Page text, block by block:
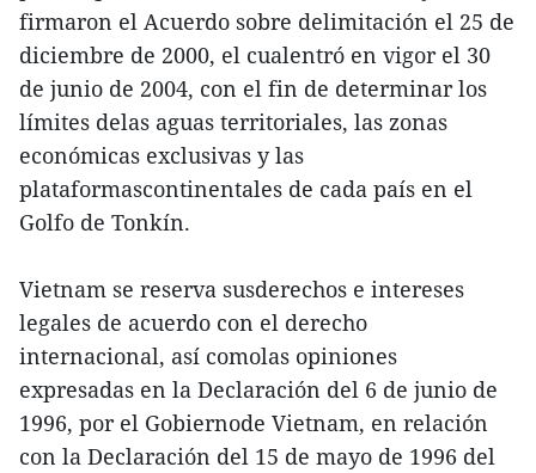
firmaron el Acuerdo sobre delimitación el 25 de
diciembre de 2000, el cualentró en vigor el 30
de junio de 2004, con el fin de determinar los
límites delas aguas territoriales, las zonas
económicas exclusivas y las
plataformascontinentales de cada país en el
Golfo de Tonkín.
Vietnam se reserva susderechos e intereses
legales de acuerdo con el derecho
internacional, así comolas opiniones
expresadas en la Declaración del 6 de junio de
1996, por el Gobiernode Vietnam, en relación
con la Declaración del 15 de mayo de 1996 del